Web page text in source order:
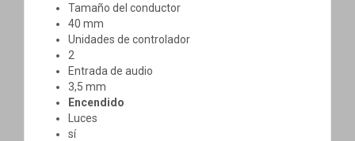
Tamaño del conductor
40 mm
Unidades de controlador
2
Entrada de audio
3,5 mm
Encendido
Luces
sí